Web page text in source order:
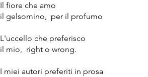
Il fiore che amo
il gelsomino, per il profumo
L'uccello che preferisco
il mio, right o wrong.
I miei autori preferiti in prosa